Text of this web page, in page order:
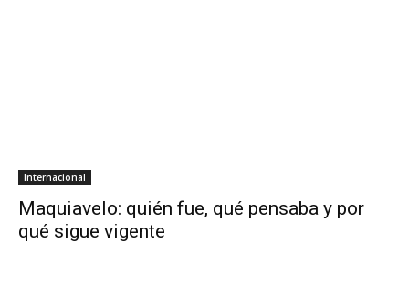
Internacional
Maquiavelo: quién fue, qué pensaba y por
qué sigue vigente